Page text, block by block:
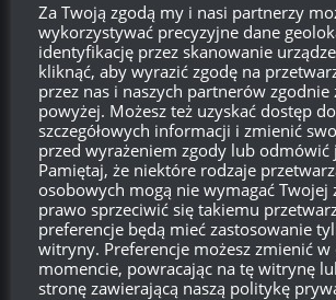
LOGOWANIE
Zarejestruj się
Zaloguj się
Kanał wpisów
Kanał komentarzy
WordPress.org
Za Twoją zgodą my i nasi partnerzy
wykorzystywać precyzyjne dane
identyfikację przez skanowanie
kliknąć, aby wyrazić zgodę na
przez nas i naszych partnerów zgodnie
powyżej. Możesz też uzyskać dostęp
szczegółowych informacji i zmienić
przed wyrażeniem zgody lub odmówić
Pamiętaj, że niektóre rodzaje
osobowych mogą nie wymagać Twojej
prawo sprzeciwić się takiemu
preferencje będą mieć zastosowanie
witryny. Preferencje możesz zmienić
momencie, powracając na tę witrynę
stronę zawierającą naszą politykę